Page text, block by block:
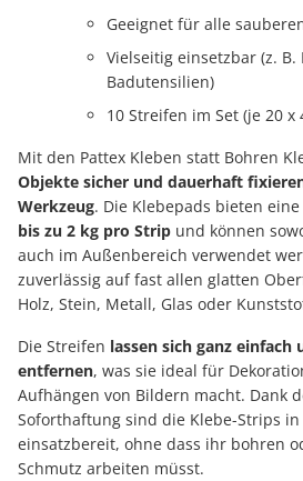
Geeignet für alle
Vielseitig einsetzbar (z.
Badutensilien)
10 Streifen im Set (je 20 x
Mit den Pattex Kleben statt Bohren
Objekte sicher und dauerhaft
Werkzeug. Die Klebepads bieten eine
bis zu 2 kg pro Strip und können
auch im Außenbereich verwendet
zuverlässig auf fast allen glatten
Holz, Stein, Metall, Glas oder
Die Streifen lassen sich ganz
entfernen, was sie ideal für
Aufhängen von Bildern macht. Dank
Soforthaftung sind die Klebe-Strips
einsatzbereit, ohne dass ihr bohren
Schmutz arbeiten müsst.